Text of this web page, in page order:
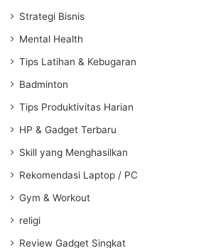
Strategi Bisnis
Mental Health
Tips Latihan & Kebugaran
Badminton
Tips Produktivitas Harian
HP & Gadget Terbaru
Skill yang Menghasilkan
Rekomendasi Laptop / PC
Gym & Workout
religi
Review Gadget Singkat